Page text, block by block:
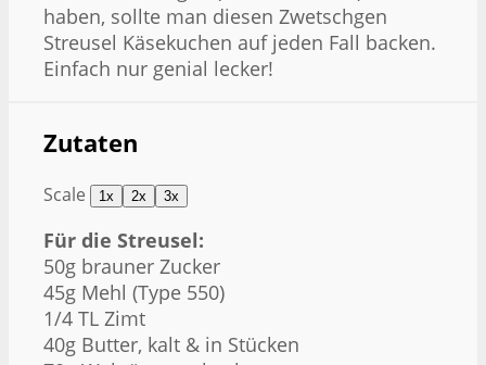
haben, sollte man diesen Zwetschgen
Streusel Käsekuchen auf jeden Fall backen.
Einfach nur genial lecker!
Zutaten
Scale 1x 2x 3x
Für die Streusel:
50g brauner Zucker
45g Mehl (Type 550)
1/4 TL Zimt
40g Butter, kalt & in Stücken